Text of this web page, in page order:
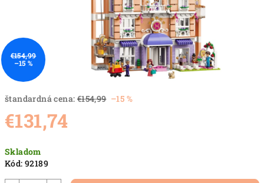
štandardná cena: €154,99 –15 %
€131,74
cena:
Skladom
Kód: 92189
€154,99
–15 %